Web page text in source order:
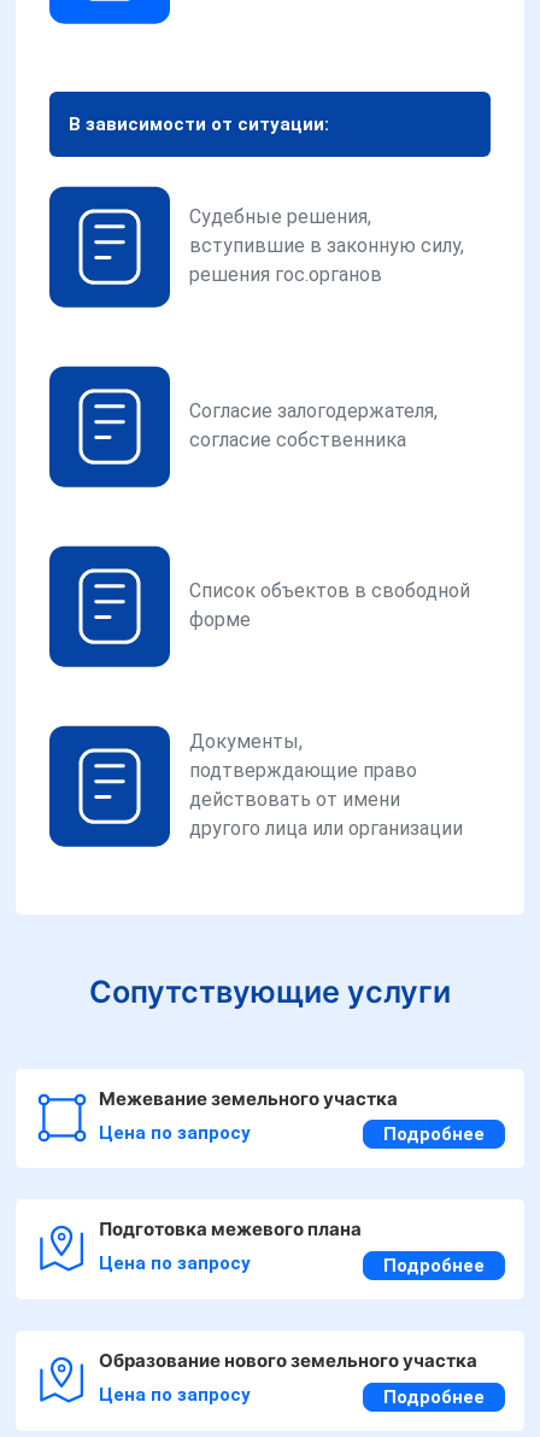
В зависимости от ситуации:
Судебные решения,
вступившие в законную силу,
решения гос.органов
Согласие залогодержателя,
согласие собственника
Список объектов в свободной
форме
Документы,
подтверждающие право
действовать от имени
другого лица или организации
Сопутствующие услуги
Межевание земельного участка
Цена по запросу Подробнее
Подготовка межевого плана
Цена по запросу Подробнее
Образование нового земельного участка
Цена по запросу Подробнее